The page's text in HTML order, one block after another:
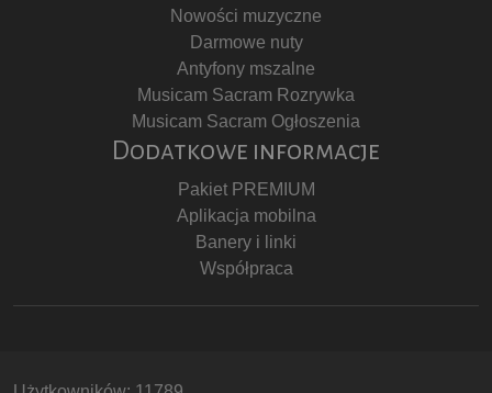
Nowości muzyczne
Darmowe nuty
Antyfony mszalne
Musicam Sacram Rozrywka
Musicam Sacram Ogłoszenia
Dodatkowe informacje
Pakiet PREMIUM
Aplikacja mobilna
Banery i linki
Współpraca